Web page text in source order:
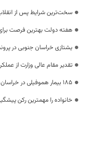
سخت‌ترین شرایط پس از
هفته دولت بهترین فرصت
یشتازی خراسان جنوبی در
تقدیر مقام عالی وزارت از عملکرد جهادی
۱۸۵ بیمار هموفیلی در خراسان جنوبی تحت پوشش خدمات بیمه سلامت قرار دارند
خانواده را مهمترین رکن